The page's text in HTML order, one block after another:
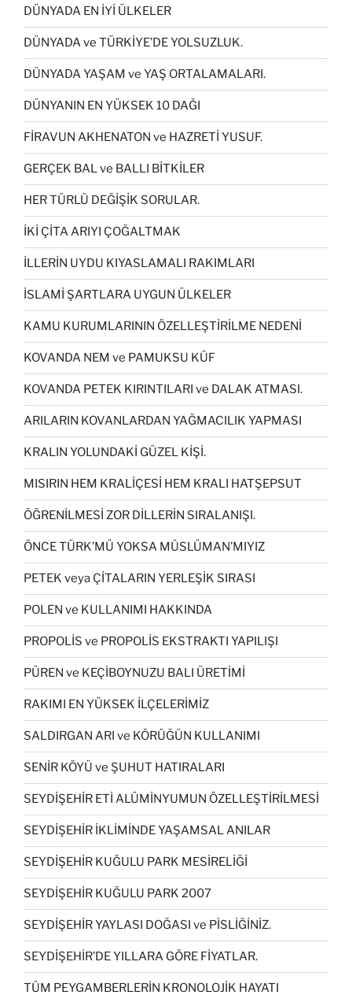
DÜNYADA EN İYİ ÜLKELER
DÜNYADA ve TÜRKİYE’DE YOLSUZLUK.
DÜNYADA YAŞAM ve YAŞ ORTALAMALARI.
DÜNYANIN EN YÜKSEK 10 DAĞI
FİRAVUN AKHENATON ve HAZRETİ YUSUF.
GERÇEK BAL ve BALLI BİTKİLER
HER TÜRLÜ DEĞİŞİK SORULAR.
İKİ ÇİTA ARIYI ÇOĞALTMAK
İLLERİN UYDU KIYASLAMALI RAKIMLARI
İSLAMİ ŞARTLARA UYGUN ÜLKELER
KAMU KURUMLARININ ÖZELLEŞTİRİLME NEDENİ
KOVANDA NEM ve PAMUKSU KÜF
KOVANDA PETEK KIRINTILARI ve DALAK ATMASI.
ARILARIN KOVANLARDAN YAĞMACILIK YAPMASI
KRALIN YOLUNDAKİ GÜZEL KİŞİ.
MISIRIN HEM KRALİÇESİ HEM KRALI HATŞEPSUT
ÖĞRENİLMESİ ZOR DİLLERİN SIRALANIŞI.
ÖNCE TÜRK’MÜ YOKSA MÜSLÜMAN’MIYIZ
PETEK veya ÇİTALARIN YERLEŞİK SIRASI
POLEN ve KULLANIMI HAKKINDA
PROPOLİS ve PROPOLİS EKSTRAKTI YAPILIŞI
PÜREN ve KEÇİBOYNUZU BALI ÜRETİMİ
RAKIMI EN YÜKSEK İLÇELERİMİZ
SALDIRGAN ARI ve KÖRÜĞÜN KULLANIMI
SENİR KÖYÜ ve ŞUHUT HATIRALARI
SEYDİŞEHİR ETİ ALÜMİNYUMUN ÖZELLEŞTİRİLMESİ
SEYDİŞEHİR İKLİMİNDE YAŞAMSAL ANILAR
SEYDİŞEHİR KUĞULU PARK MESİRELİĞİ
SEYDİŞEHİR KUĞULU PARK 2007
SEYDİŞEHİR YAYLASI DOĞASI ve PİSLİĞİNİZ.
SEYDİŞEHİR’DE YILLARA GÖRE FİYATLAR.
TÜM PEYGAMBERLERİN KRONOLOJİK HAYATI